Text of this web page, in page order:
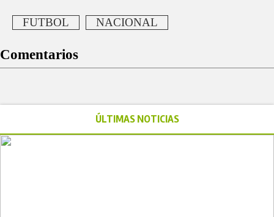
FUTBOL NACIONAL
Comentarios
ÚLTIMAS NOTICIAS